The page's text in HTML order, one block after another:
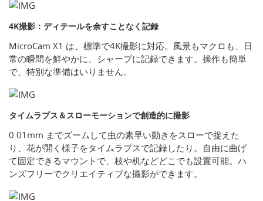
4K撮影：ディテールを余すことなく記録
MicroCam X1 は、標準で4K撮影に対応。風景もマクロも、日
常の瞬間を鮮やかに、シャープに記録できます。操作も簡単
で、特別な準備はいりません。
タイムラプス＆スローモーションで創造的に撮影
0.01mm までズームして虫の素早い動きをスローで捉えた
り、花が開く様子をタイムラプスで記録したり。自由に曲げ
て固定できるマウントで、枝や机などどこでも設置可能。ハ
ンズフリーでクリエイティブな撮影ができます。